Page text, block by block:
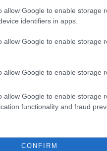
allow Google to enable storage
identifiers in apps.
allow Google to enable storage
allow Google to enable storage
allow Google to enable storage
functionality and fraud
CONFIRM
közben két szót
7-ei terrortámadás után
országgyűlés